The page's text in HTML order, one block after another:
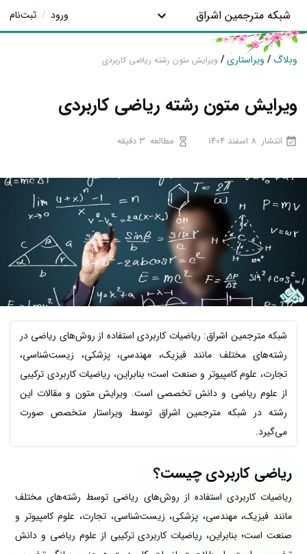
شبکه مترجمین اشراق ورود / ثبت‌نام
وبلاگ / ویراستاری/ ویرایش متون رشته ریاضی کاربردی
ویرایش متون رشته ریاضی کاربردی
انتشار 8 اسفند 1404 مطالعه 3 دقیقه
شبکه مترجمین اشراق: ریاضیات کاربردی استفاده از روش‌های ریاضی در
رشته‌های مختلف مانند فیزیک، مهندسی، پزشکی، زیست‌شناسی،
تجارت، علوم کامپیوتر و صنعت است؛ بنابراین، ریاضیات کاربردی ترکیبی
از علوم ریاضی و دانش تخصصی است. ویرایش متون و مقالات این
رشته در شبکه مترجمین اشراق توسط ویراستار متخصص صورت
می‌گیرد.
ریاضی کاربردی چیست؟
ریاضیات کاربردی استفاده از روش‌های ریاضی توسط رشته‌های مختلف
مانند فیزیک، مهندسی، پزشکی، زیست‌شناسی، تجارت، علوم کامپیوتر و
صنعت است؛ بنابراین، ریاضیات کاربردی ترکیبی از علوم ریاضی و دانش